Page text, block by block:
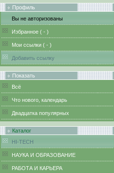
Профиль
Вы не авторизованы
Избранное ( - )
Мои ссылки ( - )
Добавить ссылку
Показать
Всё
Что нового, календарь
Двадцатка популярных
Каталог
HI-TECH
НАУКА И ОБРАЗОВАНИЕ
РАБОТА И КАРЬЕРА